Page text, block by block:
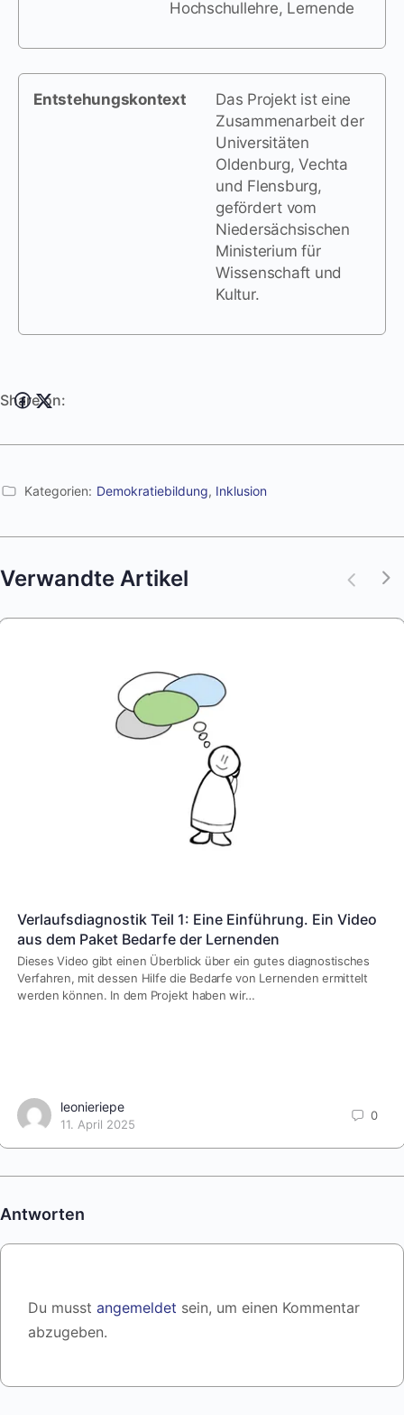
Hochschullehre, Lernende
Entstehungskontext
Das Projekt ist eine
Zusammenarbeit der
Universitäten
Oldenburg, Vechta
und Flensburg,
gefördert vom
Niedersächsischen
Ministerium für
Wissenschaft und
Kultur.
Share on:
Kategorien: Demokratiebildung, Inklusion
Verwandte Artikel
Verlaufsdiagnostik Teil 1: Eine Einführung. Ein Video
aus dem Paket Bedarfe der Lernenden
Dieses Video gibt einen Überblick über ein gutes diagnostisches
Verfahren, mit dessen Hilfe die Bedarfe von Lernenden ermittelt
werden können. In dem Projekt haben wir…
leonieriepe
11. April 2025
0
Antworten
Du musst angemeldet sein, um einen Kommentar
abzugeben.